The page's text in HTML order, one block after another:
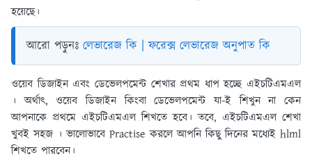
হয়েছে।
আরো পড়ুনঃ লেভারেজ কি | ফরেক্স লেভারেজ অনুপাত কি
ওয়েব ডিজাইন এবং ডেভেলপমেন্ট শেখার প্রথম ধাপ হচ্ছে এইচটিএমএল
। অর্থাৎ, ওয়েব ডিজাইন কিংবা ডেভেলপমেন্ট যা-ই শিখুন না কেন
আপনাকে প্রথমে এইচটিএমএল শিখতে হবে। তবে, এইচটিএমএল শেখা
খুবই সহজ । ভালােভাবে Practise করলে আপনি কিছু দিনের মধ্যেই hlml
শিখতে পারবেন।